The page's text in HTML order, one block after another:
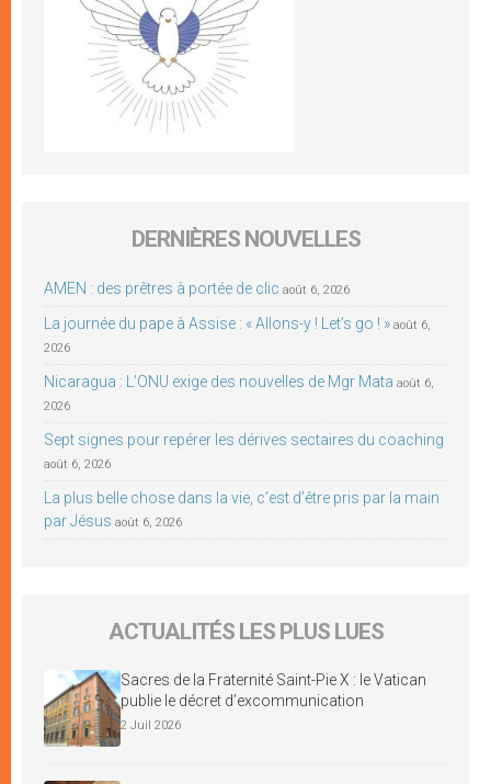
DERNIÈRES NOUVELLES
AMEN : des prêtres à portée de clic août 6, 2026
La journée du pape à Assise : « Allons-y ! Let’s go ! » août 6,
2026
Nicaragua : L’ONU exige des nouvelles de Mgr Mata août 6,
2026
Sept signes pour repérer les dérives sectaires du coaching
août 6, 2026
La plus belle chose dans la vie, c’est d’être pris par la main
par Jésus août 6, 2026
ACTUALITÉS LES PLUS LUES
Sacres de la Fraternité Saint-Pie X : le Vatican
publie le décret d’excommunication
2 Juil 2026